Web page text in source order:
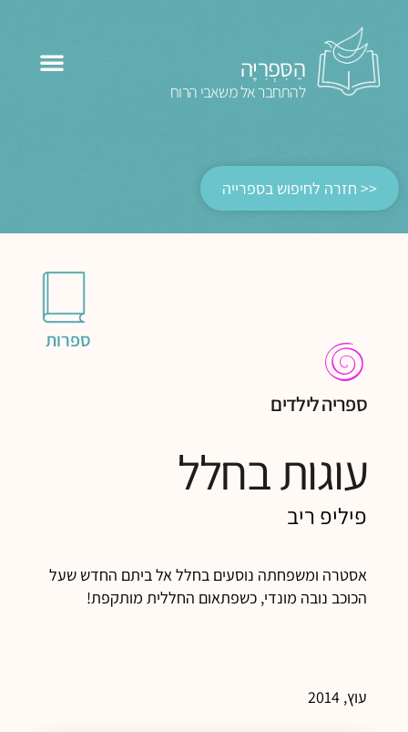
הַסִּפְרִיָּה
להתחבר אל משאבי הרוח
<< חזרה לחיפוש בספרייה
ספרות
ספריה לילדים
עוגות בחלל
פיליפ ריב
אסטרה ומשפחתה נוסעים בחלל אל ביתם החדש שעל
הכוכב נובה מונדי, כשפתאום החללית מותקפת!
עוץ, 2014